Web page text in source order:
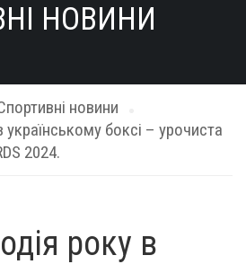
НОВИНИ
новини
українському боксі – урочиста
2024.
року в